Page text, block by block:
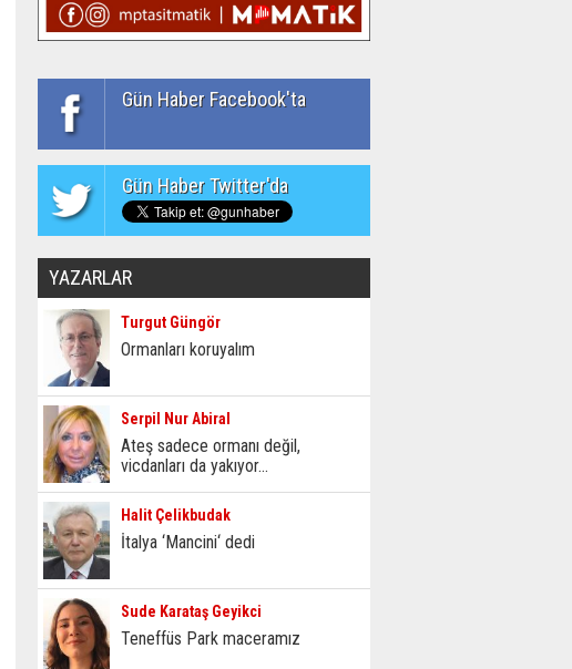
Gün Haber Facebook'ta
Gün Haber Twitter'da
YAZARLAR
Turgut Güngör
Ormanları koruyalım
Serpil Nur Abiral
Ateş sadece ormanı değil,
vicdanları da yakıyor...
Halit Çelikbudak
İtalya ‘Mancini‘ dedi
Sude Karataş Geyikci
Teneffüs Park maceramız